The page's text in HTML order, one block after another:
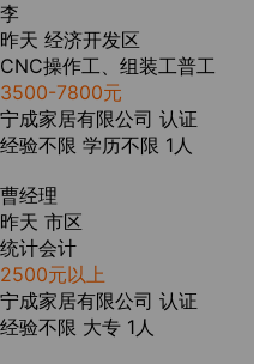
李
昨天 经济开发区
CNC操作工、组装工普工
3500-7800元
宁成家居有限公司 认证
经验不限 学历不限 1人
曹经理
昨天 市区
统计会计
2500元以上
宁成家居有限公司 认证
经验不限 大专 1人